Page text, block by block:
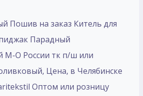
Пошив на заказ Китель для
Парадный
М-О России тк п/ш или
Цена, в Челябинске
Оптом или розницу